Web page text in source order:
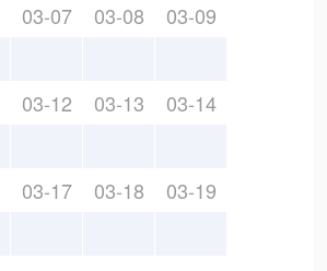
03-07 03-08 03-09
03-12 03-13 03-14
03-17 03-18 03-19